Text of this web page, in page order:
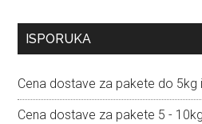
Primary
ISPORUKA
Cena dostave za pakete do 5kg
Cena dostave za pakete 5 -